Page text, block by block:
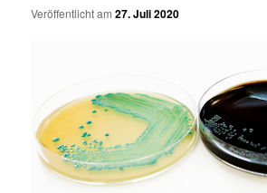
Veröffentlicht am27. Juli 2020